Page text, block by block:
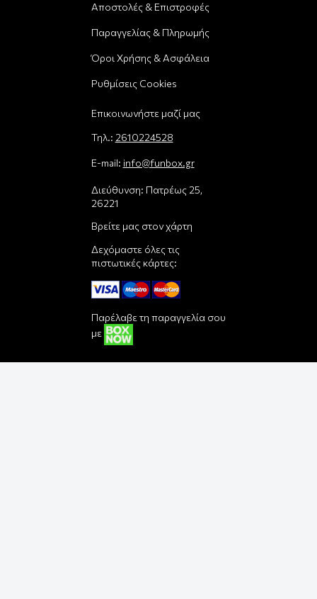
Αποστολές & Επιστροφές
Παραγγελίας & Πληρωμής
Όροι Χρήσης & Ασφάλεια
Ρυθμίσεις Cookies
Επικοινωνήστε μαζί μας
Τηλ.: 2610224528
E-mail: info@funbox.gr
Διεύθυνση: Πατρέως 25,
26221
Βρείτε μας στον χάρτη
Δεχόμαστε όλες τις
πιστωτικές κάρτες:
Παρέλαβε τη παραγγελία σου
με